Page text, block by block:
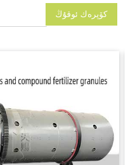
كۆپرەك ئوقۇڭ